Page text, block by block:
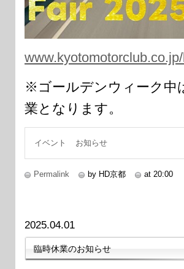
※ゴールデンウィーク中
業となります。
イベント お知らせ
Permalink by HD京都 at 20:00
2025.04.01
臨時休業のお知らせ